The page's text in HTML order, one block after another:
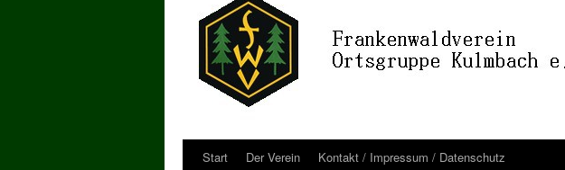
Start Der Verein Kontakt / Impressum / Datenschutz